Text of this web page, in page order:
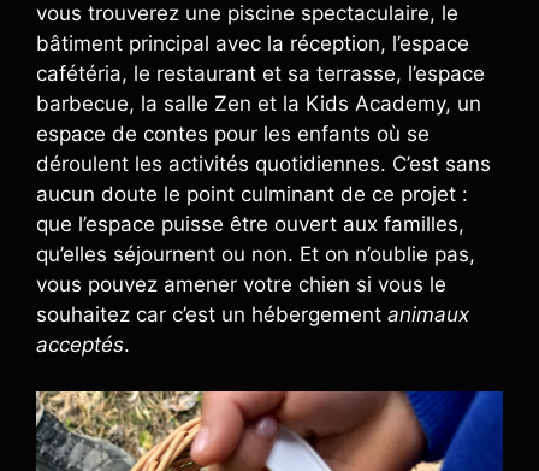
vous trouverez une piscine spectaculaire, le
bâtiment principal avec la réception, l’espace
cafétéria, le restaurant et sa terrasse, l’espace
barbecue, la salle Zen et la Kids Academy, un
espace de contes pour les enfants où se
déroulent les activités quotidiennes. C’est sans
aucun doute le point culminant de ce projet :
que l’espace puisse être ouvert aux familles,
qu’elles séjournent ou non. Et on n’oublie pas,
vous pouvez amener votre chien si vous le
souhaitez car c’est un hébergement animaux
acceptés.